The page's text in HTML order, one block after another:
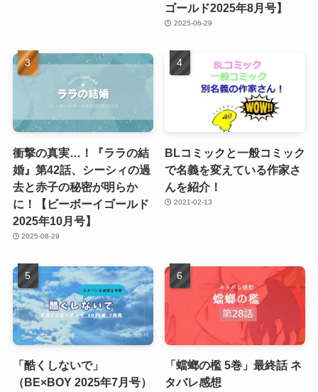
ゴールド2025年8月号】
2025-06-29
衝撃の真実…！『ララの結
婚』第42話、シーシィの過
去と赤子の秘密が明らか
に！【ビーボーイゴールド
2025年10月号】
2025-08-29
BLコミックと一般コミック
で名義を変えている作家さ
んを紹介！
2021-02-13
「酷くしないで」
（BE×BOY 2025年7月号）
「蟷螂の檻 5巻」最終話 ネ
タバレ感想